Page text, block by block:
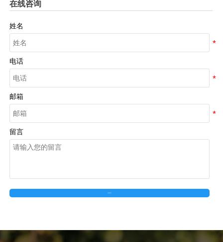
在线咨询
姓名
电话
邮箱
留言